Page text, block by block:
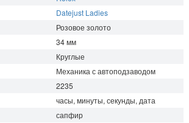
Datejust Ladies
Розовое золото
34мм
Круглые
Механика с автоподзаводом
2235
часы, минуты, секунды, дата
сапфир